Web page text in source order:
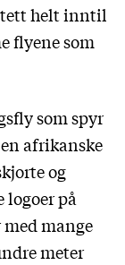
helt inntil
flyene som
som spyr
afrikanske
og
logoer på
mange
meter